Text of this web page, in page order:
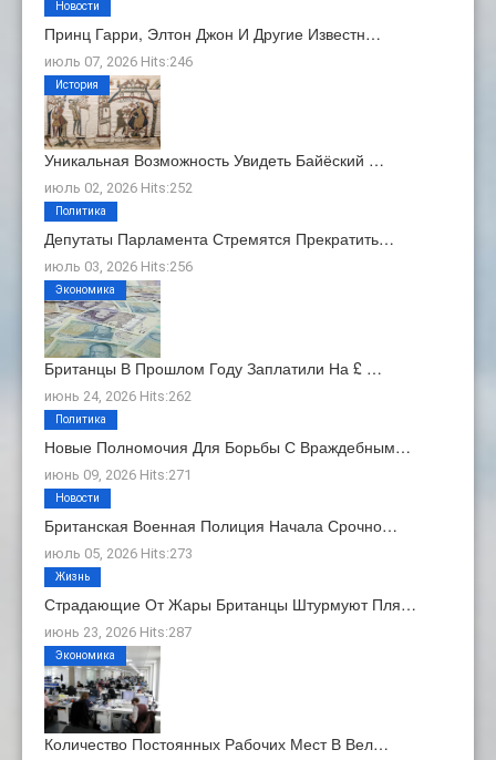
Принц Гарри, Элтон Джон И Другие Известн…
июль 07, 2026 Hits:246
Новости
Уникальная Возможность Увидеть Байёский …
июль 02, 2026 Hits:252
История
Депутаты Парламента Стремятся Прекратить…
июль 03, 2026 Hits:256
Политика
Британцы В Прошлом Году Заплатили На £ …
июнь 24, 2026 Hits:262
Экономика
Новые Полномочия Для Борьбы С Враждебным…
июнь 09, 2026 Hits:271
Политика
Британская Военная Полиция Начала Срочно…
июль 05, 2026 Hits:273
Новости
Страдающие От Жары Британцы Штурмуют Пля…
июнь 23, 2026 Hits:287
Жизнь
Количество Постоянных Рабочих Мест В Вел…
Экономика